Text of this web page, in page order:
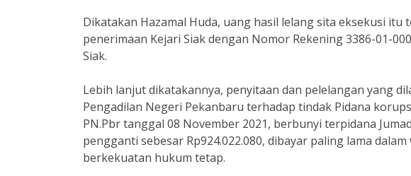
Dikatakan Hazamal Huda, uang hasil lelang sita eksekusi itu
penerimaan Kejari Siak dengan Nomor Rekening 3386-01-
Siak.
Lebih lanjut dikatakannya, penyitaan dan pelelangan yang
Pengadilan Negeri Pekanbaru terhadap tindak Pidana
PN.Pbr tanggal 08 November 2021, berbunyi terpidana
pengganti sebesar Rp924.022.080, dibayar paling lama
berkekuatan hukum tetap.